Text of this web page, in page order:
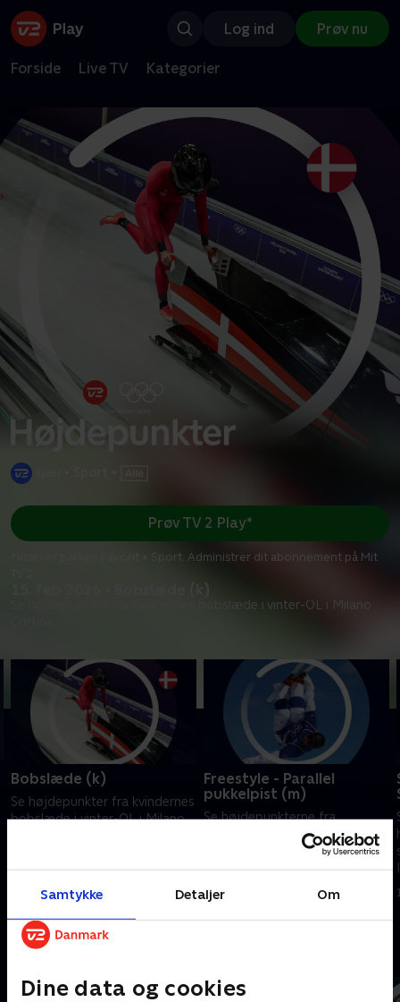
Samtykke Detaljer Om
Dine data og cookies
Log ind Prøv nu
Forside Live TV Kategorier
15. feb 2026 • Bobslæde (k)
Se højdepunkter fra kvindernes bobslæde i vinter-OL i Milano
Prøv TV 2 Play*
*Kræver pakken Favorit + Sport. Administrer dit abonnement på Mit
Bobslæde (k)
Se højdepunkter fra kvindernes
bobslæde i vinter-OL i Milano
Freestyle - Parallel
pukkelpist (m)
Se højdepunkterne fra
herrernes freestyle skiløb på
parallel pukkelpist fra Vinter-
OL i Italien.
15. februar 2026 • 5 min
Andre så også